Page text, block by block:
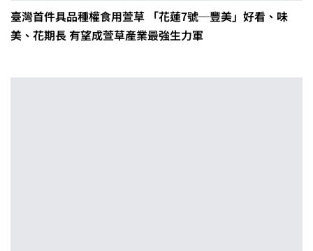
臺灣首件具品種權食用萱草 「花蓮7號─豐美」好看、味
美、花期長 有望成萱草產業最強生力軍